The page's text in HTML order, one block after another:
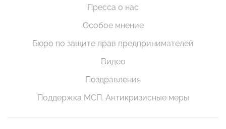
Пресса о нас
Особое мнение
Бюро по защите прав предпринимателей
Видео
Поздравления
Поддержка МСП. Антикризисные меры